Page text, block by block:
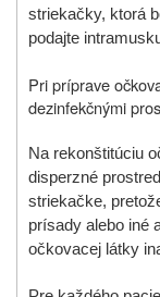
striekačky, ktorá
podajte
Pri príprave
dezinfekčnými
Na rekonštitúciu
disperzné
striekačke,
prísady alebo iné
očkovacej látky